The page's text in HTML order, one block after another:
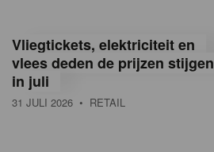
g
ë
Vliegtickets, elektriciteit en
vlees deden de prijzen stijgen
in juli
31 JULI 2026 • RETAIL